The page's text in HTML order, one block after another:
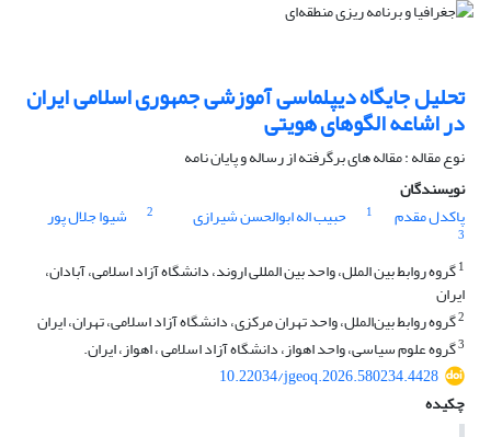
تحلیل جایگاه دیپلماسی آموزشی جمهوری اسلامی ایران
در اشاعه الگوهای هویتی
نوع مقاله : مقاله های برگرفته از رساله و پایان نامه
نویسندگان
پاکدل مقدم
1 حبیب اله ابوالحسن شیرازی 2 شیوا جلال پور
3
1گروه روابط بین الملل، واحد بین المللی اروند، دانشگاه آزاد اسلامی، آبادان،
ایران
2گروه روابط بین‌الملل، واحد تهران مرکزی، دانشگاه آزاد اسلامی، تهران، ایران
3گروه علوم سیاسی، واحد اهواز، دانشگاه آزاد اسلامی ، اهواز، ایران.
10.22034/jgeoq.2026.580234.4428
چکیده